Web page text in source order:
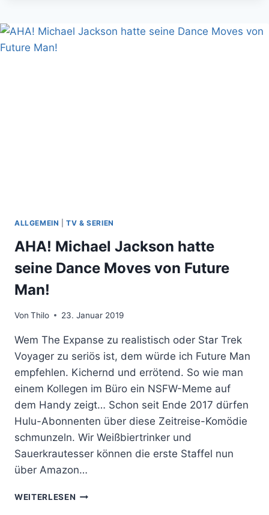
UNTERSTÜTZEN
ALLGEMEIN |TV & SERIEN
AHA! Michael Jackson hatte
seine Dance Moves von Future
Man!
Von Thilo 23. Januar 2019
Wem The Expanse zu realistisch oder Star Trek
Voyager zu seriös ist, dem würde ich Future Man
empfehlen. Kichernd und errötend. So wie man
einem Kollegen im Büro ein NSFW-Meme auf
dem Handy zeigt… Schon seit Ende 2017 dürfen
Hulu-Abonnenten über diese Zeitreise-Komödie
schmunzeln. Wir Weißbiertrinker und
Sauerkrautesser können die erste Staffel nun
über Amazon…
WEITERLESEN AHA!